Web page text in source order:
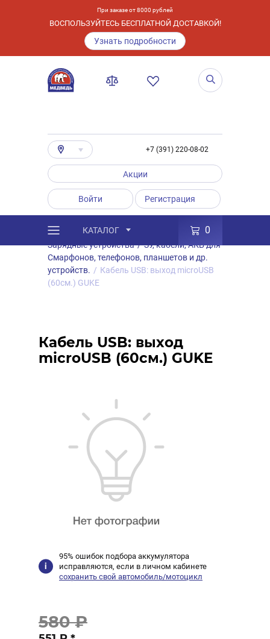
При заказе от 8000 рублей
ВОСПОЛЬЗУЙТЕСЬ БЕСПЛАТНОЙ ДОСТАВКОЙ!
Узнать подробности
+7 (391) 220-08-02
Акции
Войти Регистрация
КАТАЛОГ 0
Каталог / Товары Аксессуары
/
Зарядные устройства / ЗУ, кабели, АКБ для
Смарфонов, телефонов, планшетов и др.
устройств. / Кабель USB: выход microUSB
(60см.) GUKE
Кабель USB: выход
microUSB (60см.) GUKE
95% ошибок подбора аккумулятора
исправляются, если в личном кабинете
сохранить свой автомобиль/мотоцикл
580 ₽